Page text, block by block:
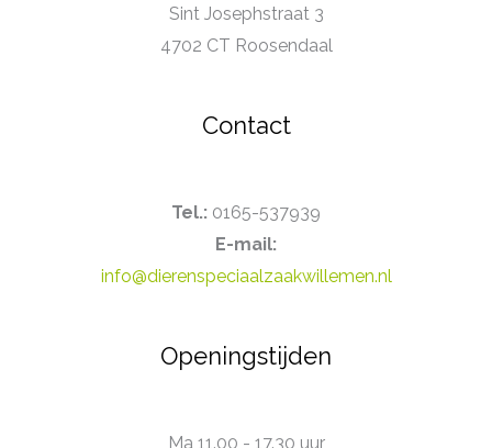
Sint Josephstraat 3
4702 CT Roosendaal
Contact
Tel.: 0165-537939
E-mail:
info@dierenspeciaalzaakwillemen.nl
Openingstijden
Ma 11.00 - 17.30 uur